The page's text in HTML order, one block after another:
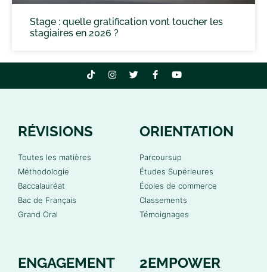
Stage : quelle gratification vont toucher les
stagiaires en 2026 ?
RÉVISIONS
Toutes les matières
Méthodologie
Baccalauréat
Bac de Français
Grand Oral
ORIENTATION
Parcoursup
Études Supérieures
Écoles de commerce
Classements
Témoignages
ENGAGEMENT 2EMPOWER